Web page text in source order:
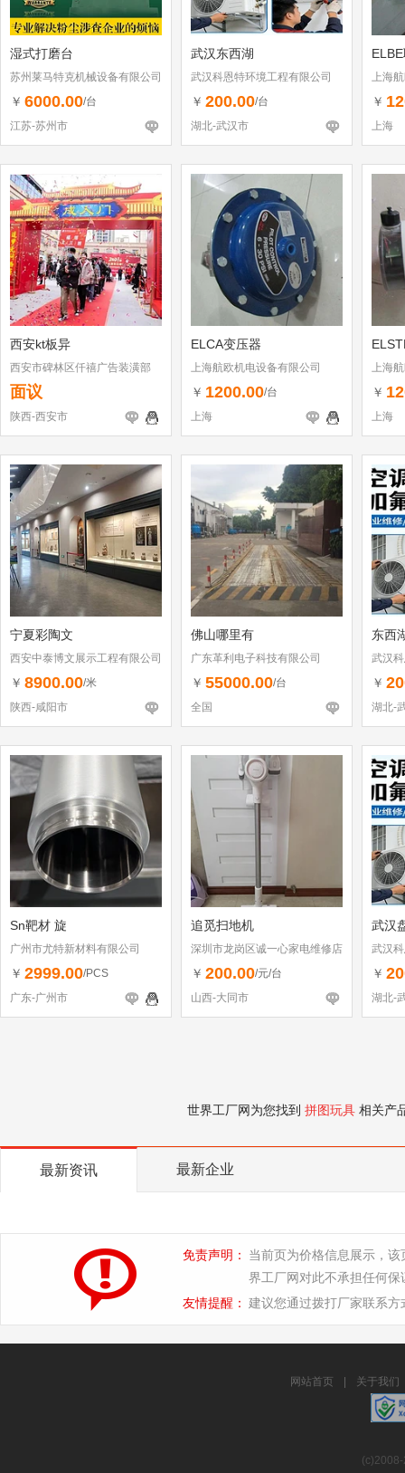
湿式打磨台
苏州莱马特克机械设备有限公司
￥ 6000.00/台
江苏-苏州市
武汉东西湖
武汉科恩特环境工程有限公司
￥ 200.00/台
湖北-武汉市
上海
￥
上海
西安kt板异
西安市碑林区仟禧广告装潢部
面议
陕西-西安市
ELCA变压器
上海航欧机电设备有限公司
￥ 1200.00/台
上海
上海
￥
上海
宁夏彩陶文
西安中泰博文展示工程有限公司
￥ 8900.00/米
陕西-咸阳市
佛山哪里有
广东革利电子科技有限公司
￥ 55000.00/台
全国
东西
武汉
￥
湖北-
Sn靶材 旋
广州市尤特新材料有限公司
￥ 2999.00/PCS
广东-广州市
追觅扫地机
深圳市龙岗区诚一心家电维修店
（个体工商户）
￥ 200.00/元/台
山西-大同市
武汉
武汉
￥
湖北-
世界工厂网为您找到 拼图玩具 相关产
最新资讯 最新企业
免责声明：
当前页为价格信息展示，
界工厂网对此不承担任何保
友情提醒： 建议您通过拨打厂家联系
网站首页 关于我们